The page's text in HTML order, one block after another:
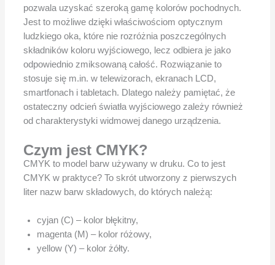
pozwala uzyskać szeroką gamę kolorów pochodnych.
Jest to możliwe dzięki właściwościom optycznym
ludzkiego oka, które nie rozróżnia poszczególnych
składników koloru wyjściowego, lecz odbiera je jako
odpowiednio zmiksowaną całość. Rozwiązanie to
stosuje się m.in. w telewizorach, ekranach LCD,
smartfonach i tabletach. Dlatego należy pamiętać, że
ostateczny odcień światła wyjściowego zależy również
od charakterystyki widmowej danego urządzenia.
Czym jest CMYK?
CMYK to model barw używany w druku. Co to jest
CMYK w praktyce? To skrót utworzony z pierwszych
liter nazw barw składowych, do których należą:
cyjan (C) – kolor błękitny,
magenta (M) – kolor różowy,
yellow (Y) – kolor żółty.